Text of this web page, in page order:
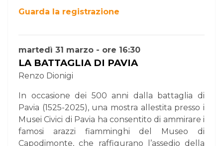
Guarda la registrazione
martedì 31 marzo - ore 16:30
LA BATTAGLIA DI PAVIA
Renzo Dionigi
In occasione dei 500 anni dalla battaglia di
Pavia (1525-2025), una mostra allestita presso i
Musei Civici di Pavia ha consentito di ammirare i
famosi arazzi fiamminghi del Museo di
Capodimonte, che raffigurano l’assedio della